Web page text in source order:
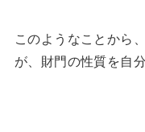
このようなことから
が、財門の性質を自